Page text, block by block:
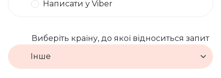
Написати у Viber
Виберіть країну, до якої відноситься запит